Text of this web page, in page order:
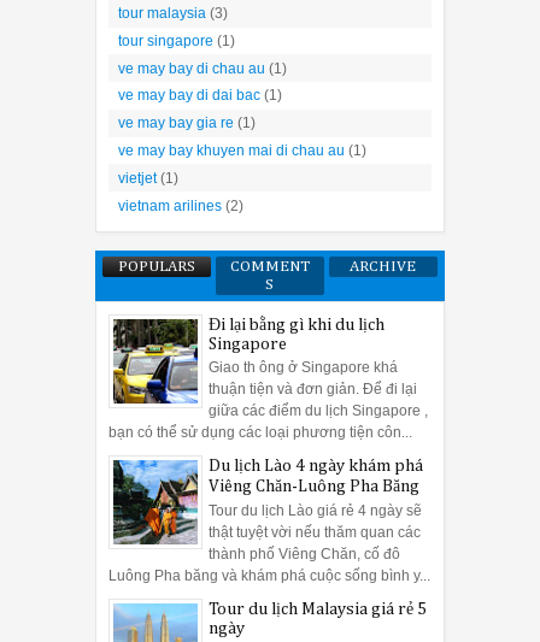
tour malaysia (3)
tour singapore (1)
ve may bay di chau au (1)
ve may bay di dai bac (1)
ve may bay gia re (1)
ve may bay khuyen mai di chau au (1)
vietjet (1)
vietnam arilines (2)
POPULARS
COMMENT
S
ARCHIVE
Đi lại bằng gì khi du lịch
Singapore
Giao th ông ở Singapore khá
thuận tiện và đơn giản. Để đi lại
giữa các điểm du lịch Singapore ,
bạn có thể sử dụng các loại phương tiện côn...
Du lịch Lào 4 ngày khám phá
Viêng Chăn-Luông Pha Băng
Tour du lịch Lào giá rẻ 4 ngày sẽ
thật tuyệt vời nếu thăm quan các
thành phố Viêng Chăn, cố đô
Luông Pha băng và khám phá cuộc sống bình y...
Tour du lịch Malaysia giá rẻ 5
ngày